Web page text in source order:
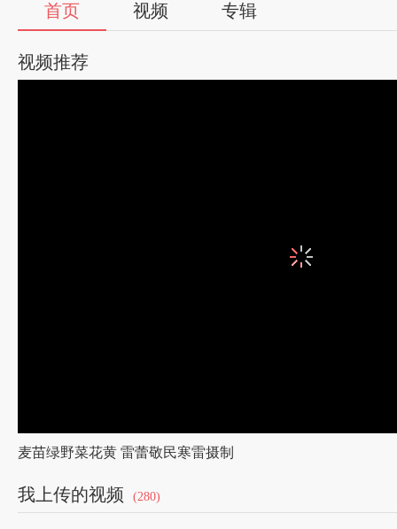
首页 视频 专辑
视频推荐
麦苗绿野菜花黄 雷蕾敬民寒雷摄制
我上传的视频 (280)